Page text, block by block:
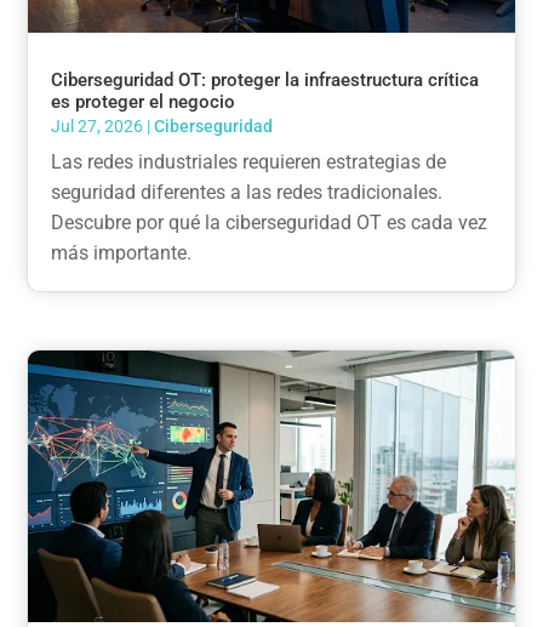
Ciberseguridad OT: proteger la infraestructura crítica
es proteger el negocio
Jul 27, 2026 |Ciberseguridad
Las redes industriales requieren estrategias de
seguridad diferentes a las redes tradicionales.
Descubre por qué la ciberseguridad OT es cada vez
más importante.